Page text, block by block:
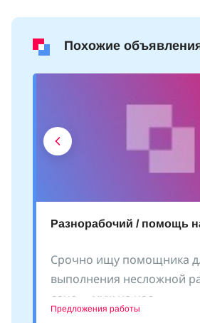
Похожие
Разнорабочий / помощь
Срочно ищу помощника
выполнения несложной
даче - «муж на час»
Предложения работы